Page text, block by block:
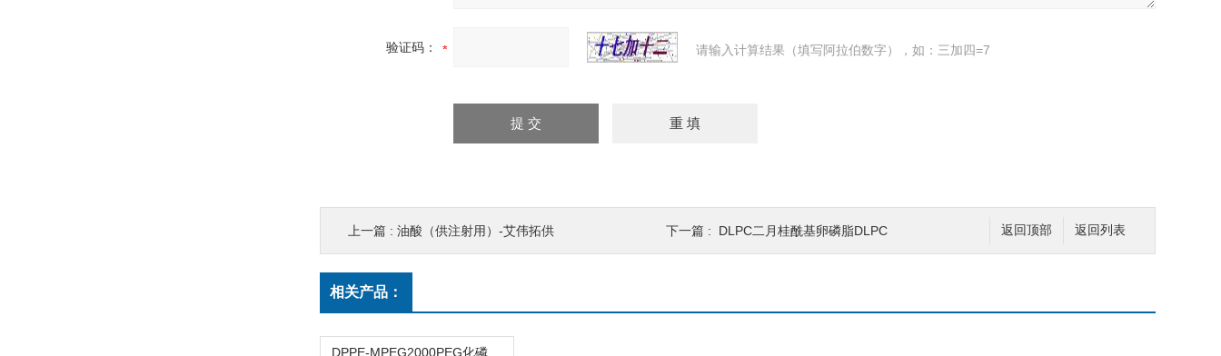
验证码： 请输入计算结果（填写阿拉伯数字），如：三加四=7
返回列表
返回顶部
上一篇 : 油酸（供注射用）-艾伟拓供 下一篇 : DLPC二月桂酰基卵磷脂DLPC
相关产品：